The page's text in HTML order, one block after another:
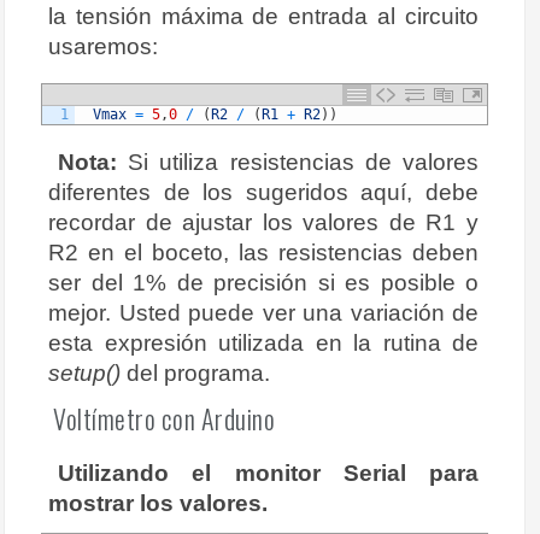
la tensión máxima de entrada al circuito
usaremos:
1 Vmax = 5,0 / (R2 / (R1 + R2) )
Nota: Si utiliza resistencias de valores
diferentes de los sugeridos aquí, debe
recordar de ajustar los valores de R1 y
R2 en el boceto, las resistencias deben
ser del 1% de precisión si es posible o
mejor. Usted puede ver una variación de
esta expresión utilizada en la rutina de
setup() del programa.
Voltímetro con Arduino
Utilizando el monitor Serial para
mostrar los valores.